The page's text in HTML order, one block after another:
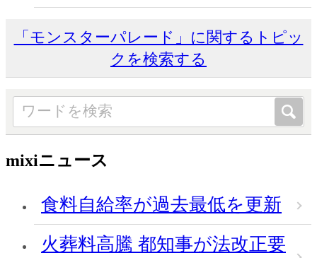
「モンスターパレード」に関するトピッ
クを検索する
mixiニュース
食料自給率が過去最低を更新
火葬料高騰 都知事が法改正要